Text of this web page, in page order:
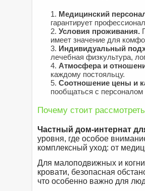
Медицинский
гарантирует
Условия проживания.
имеет значение для
Индивидуальный
лечебная физкультура,
Атмосфера и
каждому постояльцу.
Соотношение цены и
пообщаться с
Почему стоит
Частный дом-интернат
уровня, где особое
комплексный уход: от
Для малоподвижных и
кровати, безопасная
что особенно важно для